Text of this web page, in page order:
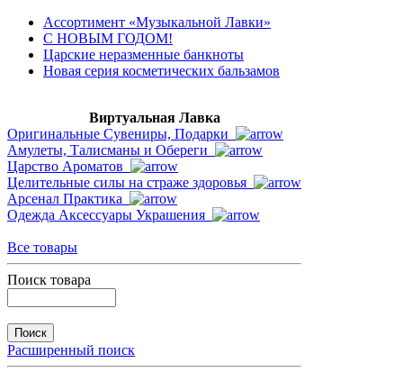
Ассортимент «Музыкальной Лавки»
С НОВЫМ ГОДОМ!
Царские неразменные банкноты
Новая серия косметических бальзамов
Виртуальная Лавка
Оригинальные Сувениры, Подарки
Амулеты, Талисманы и Обереги
Царство Ароматов
Целительные силы на страже здоровья
Арсенал Практика
Одежда Аксессуары Украшения
Все товары
Поиск товара
Расширенный поиск